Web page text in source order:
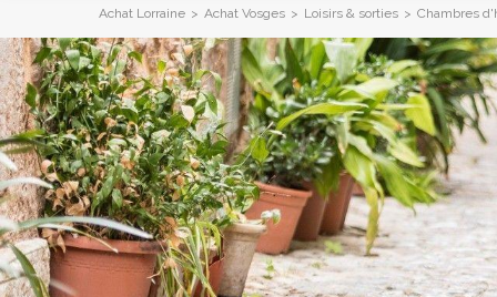
Achat Lorraine > Achat Vosges > Loisirs & sorties > Chambres